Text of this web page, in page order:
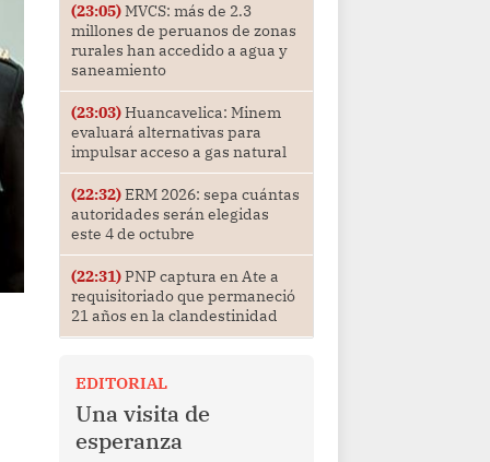
(23:05)MVCS: más de 2.3
millones de peruanos de zonas
rurales han accedido a agua y
saneamiento
(23:03)Huancavelica: Minem
evaluará alternativas para
impulsar acceso a gas natural
(22:32)ERM 2026: sepa cuántas
autoridades serán elegidas
este 4 de octubre
(22:31)PNP captura en Ate a
requisitoriado que permaneció
21 años en la clandestinidad
EDITORIAL
Una visita de
esperanza